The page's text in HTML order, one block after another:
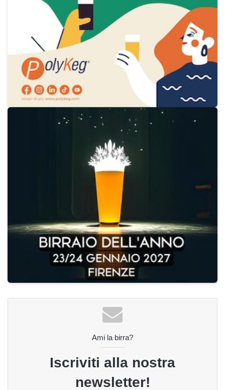
Ami la birra?
Iscriviti alla nostra
newsletter!